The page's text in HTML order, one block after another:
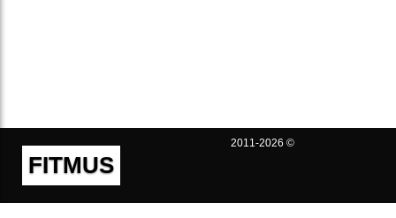
FITMUS
2011-2026 ©